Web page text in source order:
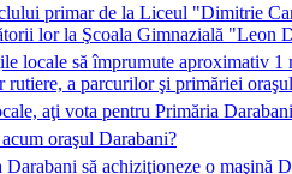
primar de la Liceul "Dimitrie
lor la Şcoala Gimnazială "Leon
locale să împrumute aproximativ 1
rutiere, a parcurilor şi primăriei
aţi vota pentru Primăria
oraşul Darabani?
să achiziţioneze o maşină